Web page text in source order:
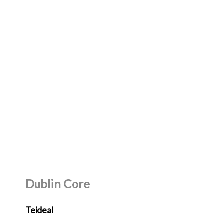
Dublin Core
Teideal